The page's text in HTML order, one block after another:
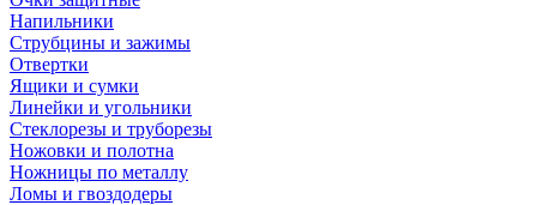
Напильники
Струбцины и зажимы
Отвертки
Ящики и сумки
Линейки и угольники
Стеклорезы и труборезы
Ножовки и полотна
Ножницы по металлу
Ломы и гвоздодеры